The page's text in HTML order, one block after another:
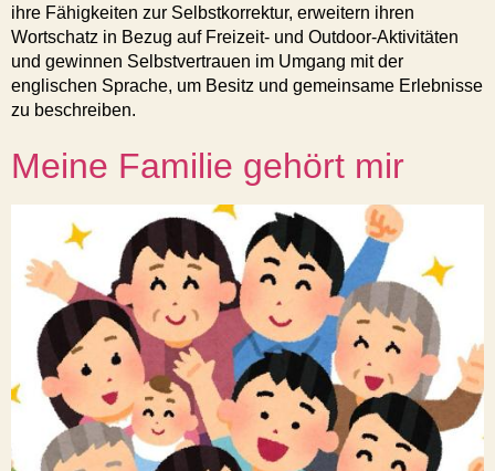
ihre Fähigkeiten zur Selbstkorrektur, erweitern ihren
Wortschatz in Bezug auf Freizeit- und Outdoor-Aktivitäten
und gewinnen Selbstvertrauen im Umgang mit der
englischen Sprache, um Besitz und gemeinsame Erlebnisse
zu beschreiben.
Meine Familie gehört mir